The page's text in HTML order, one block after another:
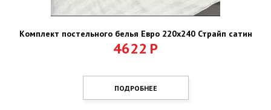
Комплект постельного белья Евро 220х240 Страйп сатин
4622 Р
ПОДРОБНЕЕ